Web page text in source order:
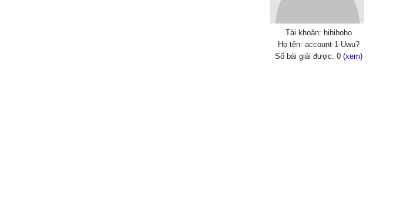
Tài khoản: hihihoho
Họ tên: account-1-Uwu?
Số bài giải được: 0 (xem)